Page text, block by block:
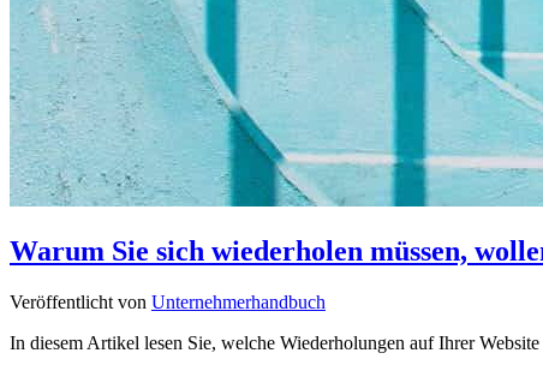
Warum Sie sich wiederholen müssen,
Veröffentlicht von Unternehmerhandbuch
In diesem Artikel lesen Sie, welche Wiederholungen auf Ihrer